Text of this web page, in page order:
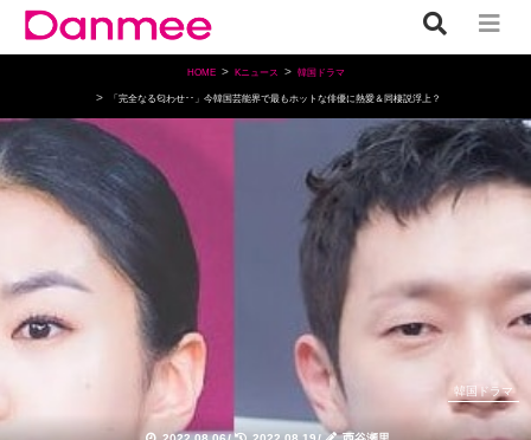
HOME Kニュース 韓国ドラマ
「完全なる匂わせ･･」今韓国芸能界で最もホットな俳優に熱愛＆同棲説浮上？
韓国ドラマ